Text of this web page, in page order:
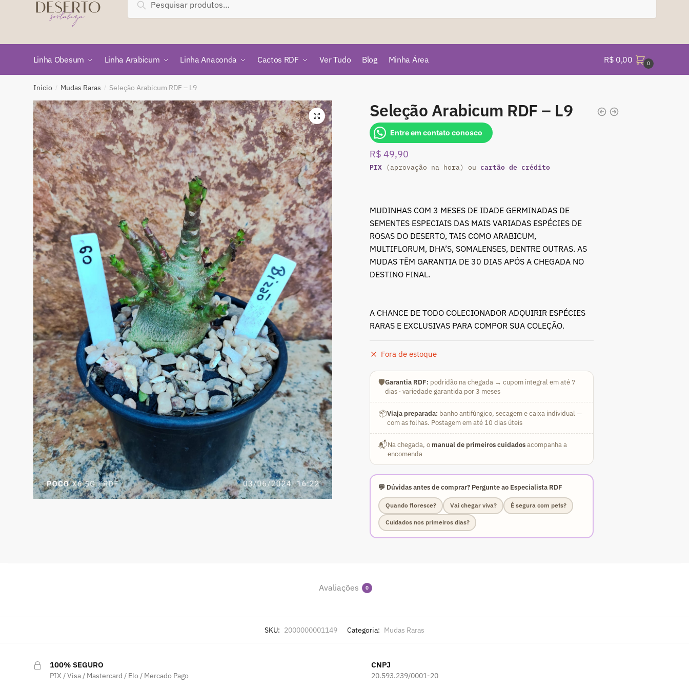
por:
Pesquisar
Linha Obesum Linha Arabicum Linha Anaconda Cactos RDF Ver Tudo Blog Minha Área R$ 0,00 0
Início / Mudas Raras / Seleção Arabicum RDF – L9
🔍 Seleção Arabicum RDF – L9
Entre em contato conosco
R$ 49,90
PIX(aprovação na hora) ou cartão de crédito
MUDINHAS COM 3 MESES DE IDADE GERMINADAS DE
SEMENTES ESPECIAIS DAS MAIS VARIADAS ESPÉCIES DE
ROSAS DO DESERTO, TAIS COMO ARABICUM,
MULTIFLORUM, DHA’S, SOMALENSES, DENTRE OUTRAS. AS
MUDAS TÊM GARANTIA DE 30 DIAS APÓS A CHEGADA NO
DESTINO FINAL.
A CHANCE DE TODO COLECIONADOR ADQUIRIR ESPÉCIES
RARAS E EXCLUSIVAS PARA COMPOR SUA COLEÇÃO.
Fora de estoque
🛡️Garantia RDF: podridão na chegada → cupom integral em até 7
dias · variedade garantida por 3 meses
📦Viaja preparada: banho antifúngico, secagem e caixa individual —
com as folhas. Postagem em até 10 dias úteis
📬Na chegada, o manual de primeiros cuidadosacompanha a
encomenda
💬 Dúvidas antes de comprar? Pergunte ao Especialista RDF
Quando floresce? Vai chegar viva? É segura com pets?
Cuidados nos primeiros dias?
Avaliações 0
SKU: 2000000001149 Categoria: Mudas Raras
100% SEGURO
PIX / Visa / Mastercard / Elo / Mercado Pago
CNPJ
20.593.239/0001-20